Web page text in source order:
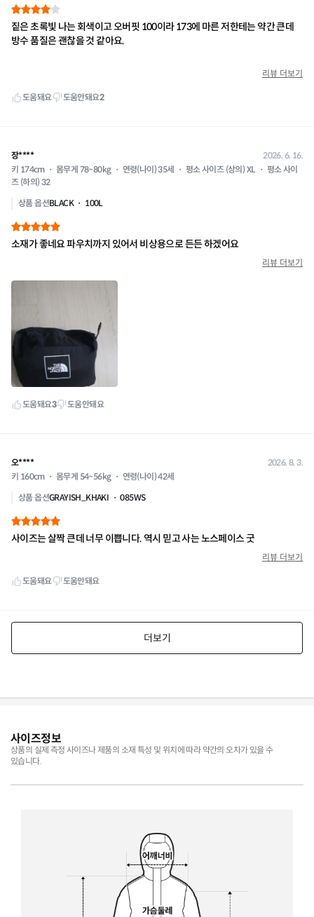
사이즈정보
상품의 실제 측정 사이즈나 제품의 소재 특성 및 위치에 따라 약간의 오차가 있을 수
있습니다.